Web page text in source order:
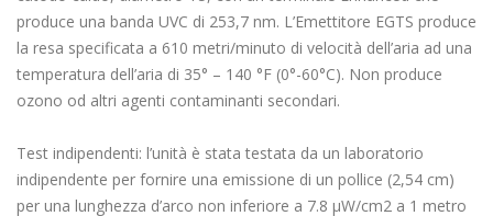
produce una banda UVC di 253,7 nm. L’Emettitore EGTS produce
la resa specificata a 610 metri/minuto di velocità dell’aria ad una
temperatura dell’aria di 35° – 140 °F (0°-60°C). Non produce
ozono od altri agenti contaminanti secondari.
Test indipendenti: l’unità è stata testata da un laboratorio
indipendente per fornire una emissione di un pollice (2,54 cm)
per una lunghezza d’arco non inferiore a 7.8 μW/cm2 a 1 metro